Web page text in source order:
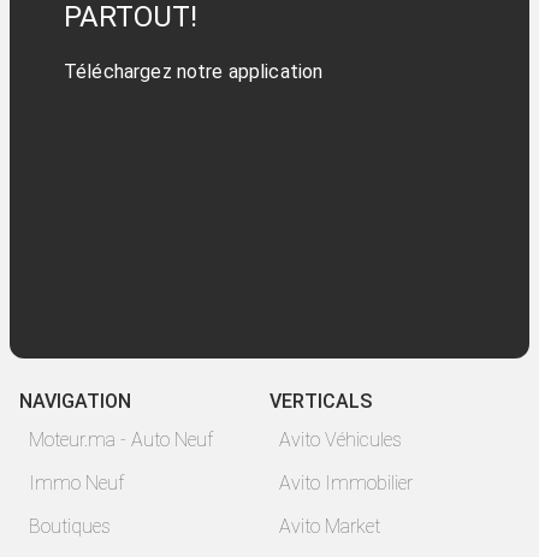
PARTOUT!
Téléchargez notre application
NAVIGATION
Moteur.ma - Auto Neuf
Immo Neuf
Boutiques
VERTICALS
Avito Véhicules
Avito Immobilier
Avito Market